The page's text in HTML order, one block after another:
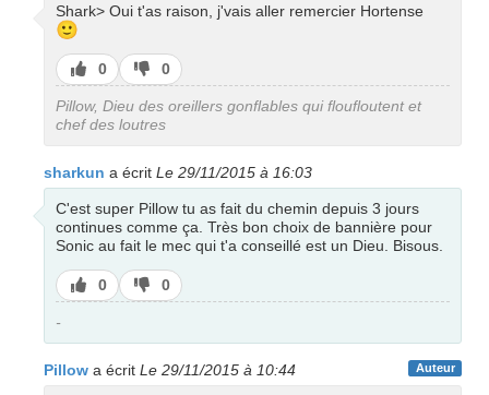
Shark> Oui t'as raison, j'vais aller remercier Hortense
🙂
J’aime
0
J’aime
pas
0
Pillow, Dieu des oreillers gonflables qui floufloutent et
chef des loutres
sharkun a écrit Le 29/11/2015 à 16:03
C'est super Pillow tu as fait du chemin depuis 3 jours
continues comme ça. Très bon choix de bannière pour
Sonic au fait le mec qui t'a conseillé est un Dieu. Bisous.
J’aime
0
J’aime
pas
0
-
Auteur
Pillow a écrit Le 29/11/2015 à 10:44